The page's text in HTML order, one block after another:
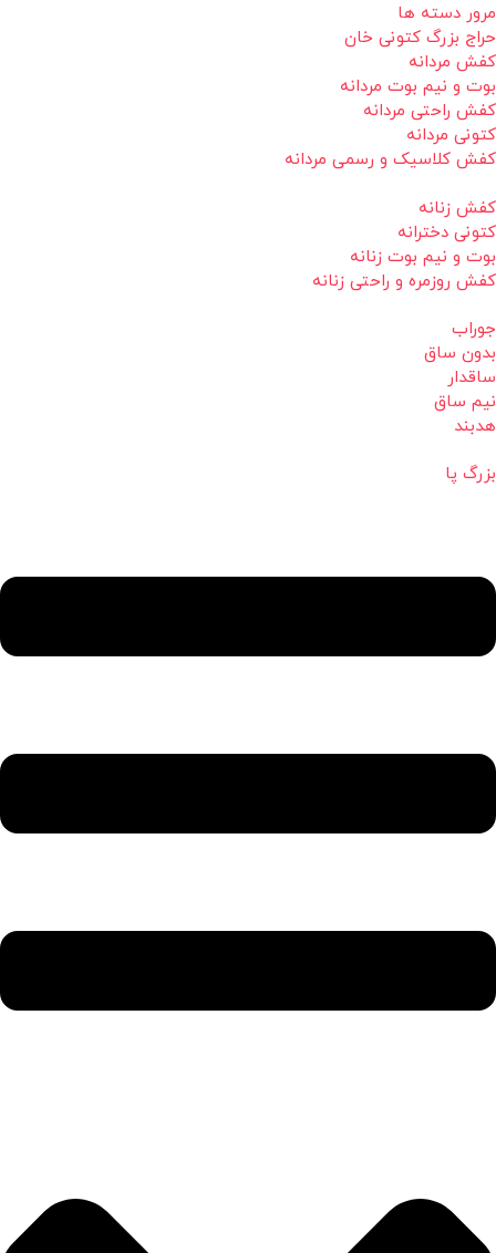
مرور دسته ها
حراج بزرگ کتونی خان
کفش مردانه
بوت و نیم بوت مردانه
کفش راحتی مردانه
کتونی مردانه
کفش کلاسیک و رسمی مردانه
کفش زنانه
کتونی دخترانه
بوت و نیم بوت زنانه
کفش روزمره و راحتی زنانه
جوراب
بدون ساق
ساقدار
نیم ساق
هدبند
بزرگ پا